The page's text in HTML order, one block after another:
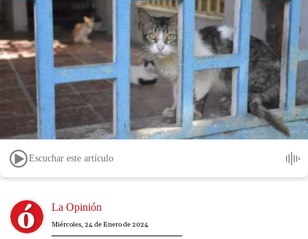
Escuchar este artículo
Image La Opinión
Miércoles, 24 de Enero de 2024